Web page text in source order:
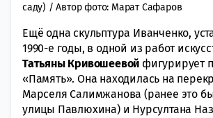
саду) / Автор фото: Марат Сафаров
Ещё одна скульптура Иванченко,
1990-е годы, в одной из работ
Татьяны Кривошеевой фигурирует
«Память». Она находилась на
Марселя Салимжанова (ранее это
улицы Павлюхина) и Нурсултана